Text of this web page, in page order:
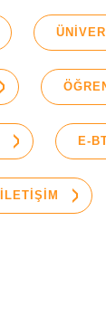
E-
İLETİŞİM